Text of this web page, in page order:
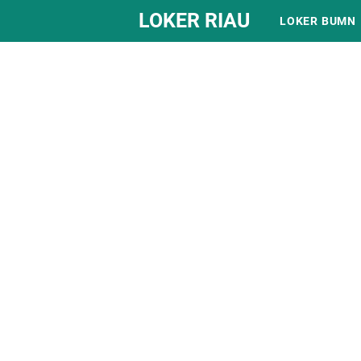
LOKER RIAU LOKER BUMN